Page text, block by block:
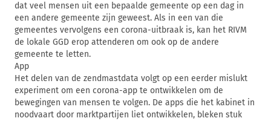
dat veel mensen uit een bepaalde gemeente op een dag in
een andere gemeente zijn geweest. Als in een van die
gemeentes vervolgens een corona-uitbraak is, kan het RIVM
de lokale GGD erop attenderen om ook op de andere
gemeente te letten.
App
Het delen van de zendmastdata volgt op een eerder mislukt
experiment om een corona-app te ontwikkelen om de
bewegingen van mensen te volgen. De apps die het kabinet in
noodvaart door marktpartijen liet ontwikkelen, bleken stuk